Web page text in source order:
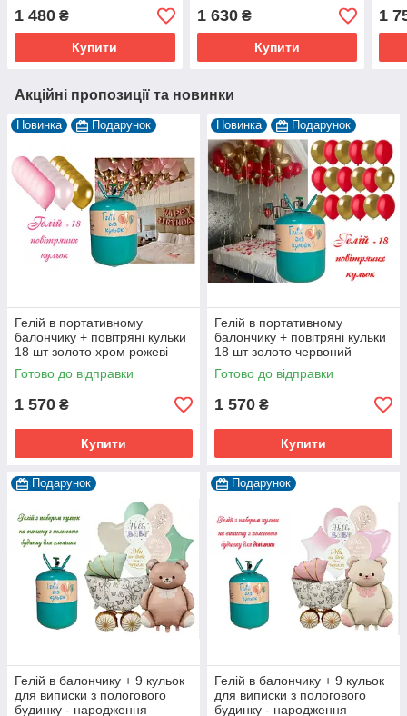
1 480 ₴
Купити
польоту кульок)
1 630₴
Купити
1
Акційні пропозиції та новинки
Новинка Подарунок
Гелій в портативному
балончику + повітряні кульки
18 шт золото хром рожеві
Готово до відправки
1 570 ₴
Купити
Новинка Подарунок
Гелій в портативному
балончику + повітряні кульки
18 шт золото червоний
Готово до відправки
1 570 ₴
Купити
Подарунок
Гелій в балончику + 9 кульок
для виписки з пологового
будинку - народження
Подарунок
Гелій в балончику + 9 кульок
для виписки з пологового
будинку - народження